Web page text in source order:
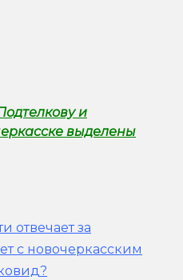
и
выделены
отвечает за
с новочеркасским